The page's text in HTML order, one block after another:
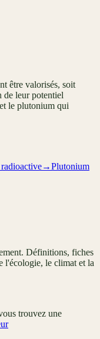
être valorisés, soit
de leur potentiel
le plutonium qui
→Plutonium
Définitions, fiches
l'écologie, le climat et la
trouvez une